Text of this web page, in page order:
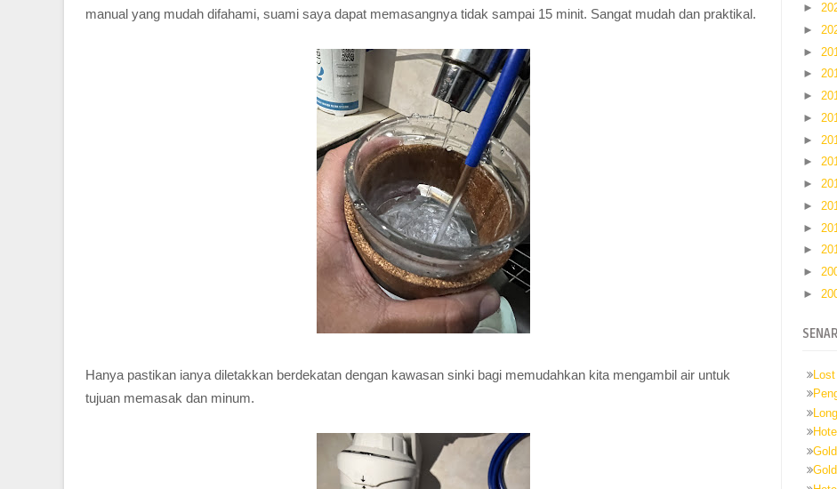
manual yang mudah difahami, suami saya dapat memasangnya tidak sampai 15 minit. Sangat mudah dan praktikal.
Hanya pastikan ianya diletakkan berdekatan dengan kawasan sinki bagi memudahkan kita mengambil air untuk
tujuan memasak dan minum.
►
►
►
►
►
►
►
►
►
►
►
►
►
►